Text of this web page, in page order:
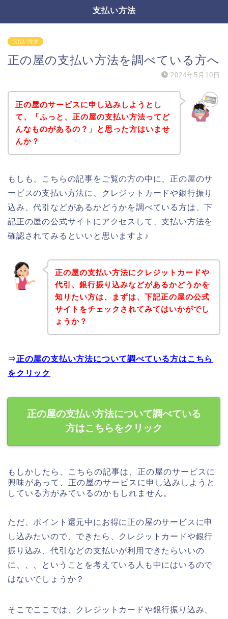
支払い方法
支払い方法
正の屋の支払い方法を調べている方へ
2024年5月10日
正の屋のサービスに申し込みしようとし
て、「ふっと、正の屋の支払い方法ってど
んなものがあるの？」と思った方はいませ
んか？
もしも、こちらの記事をご覧の方の中に、正の屋のサ
ービスの支払い方法に、クレジットカードや銀行振り
込み、代引などがあるかどうかを調べている方は、下
記正の屋の公式サイトにアクセスして、支払い方法を
確認されてみるといいと思いますよ♪
正の屋の支払い方法にクレジットカードや
代引、銀行振り込みなどがあるかどうかを
知りたい方は、まずは、下記正の屋の公式
サイトをチェックされてみてはいかがでし
ょうか？
⇒正の屋の支払い方法について調べている方はこちら
をクリック
正の屋の支払い方法について調べている
方はこちらをクリック
もしかしたら、こちらの記事は、正の屋のサービスに
興味があって、正の屋のサービスに申し込みしようと
している方がみているのかもしれません。
ただ、ポイント還元中にお得に正の屋のサービスに申
し込みたいので、できたら、クレジットカードや銀行
振り込み、代引などの支払いが利用できたらいいの
に、、、ということを考えている人も中にはいるので
はないでしょうか？
そこでここでは、クレジットカードや銀行振り込み、